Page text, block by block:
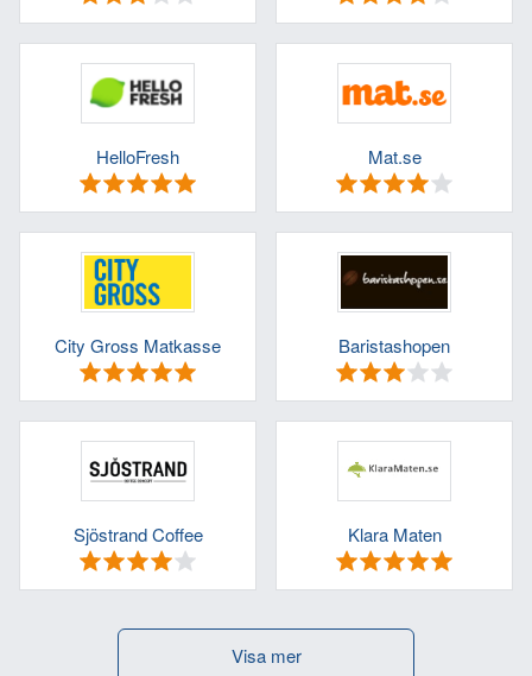
HelloFresh Mat.se
City Gross Matkasse Baristashopen
Sjöstrand Coffee Klara Maten
Visa mer
Ditt namn:
Din e-postadress (kommer inte att visas):